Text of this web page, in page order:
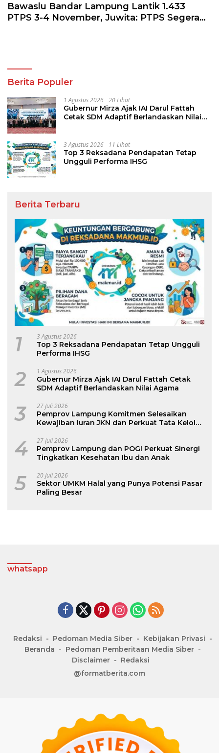
Bawaslu Bandar Lampung Lantik 1.433
PTPS 3-4 November, Juwita: PTPS Segera
Berita Populer
1 Agustus 2026 20 Lihat
Gubernur Mirza Ajak IAI Darul Fattah
Cetak SDM Adaptif Berlandaskan Nilai
3 Agustus 2026 11 Lihat
Top 3 Reksadana Pendapatan Tetap
Ungguli Performa IHSG
Berita Terbaru
1 3 Agustus 2026
Top 3 Reksadana Pendapatan Tetap Ungguli
Performa IHSG
2 1 Agustus 2026
Gubernur Mirza Ajak IAI Darul Fattah Cetak
SDM Adaptif Berlandaskan Nilai Agama
3 27 Juli 2026
Pemprov Lampung Komitmen Selesaikan
Kewajiban Iuran JKN dan Perkuat Tata Kelola
4 27 Juli 2026
Pemprov Lampung dan POGI Perkuat Sinergi
Tingkatkan Kesehatan Ibu dan Anak
5 20 Juli 2026
Sektor UMKM Halal yang Punya Potensi Pasar
Paling Besar
whatsapp
Redaksi Pedoman Media Siber
Kebijakan Privasi
Beranda
Pedoman Pemberitaan Media Siber
Disclaimer
Redaksi
@formatberita.com